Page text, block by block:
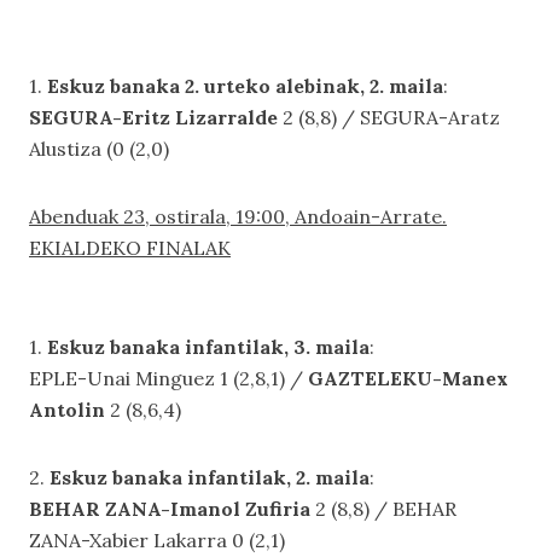
1. Eskuz banaka 2. urteko alebinak, 2. maila:
SEGURA-Eritz Lizarralde 2 (8,8) / SEGURA-Aratz
Alustiza (0 (2,0)
Abenduak 23, ostirala, 19:00, Andoain-Arrate.
EKIALDEKO FINALAK
1. Eskuz banaka infantilak, 3. maila:
EPLE-Unai Minguez 1 (2,8,1) / GAZTELEKU-Manex
Antolin 2 (8,6,4)
2. Eskuz banaka infantilak, 2. maila:
BEHAR ZANA-Imanol Zufiria 2 (8,8) / BEHAR
ZANA-Xabier Lakarra 0 (2,1)